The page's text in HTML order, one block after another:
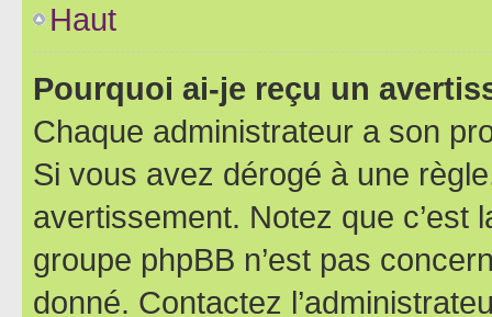
Haut
Pourquoi ai-je reçu un
Chaque administrateur a son
Si vous avez dérogé à une
avertissement. Notez que c’est
groupe phpBB n’est pas
donné. Contactez